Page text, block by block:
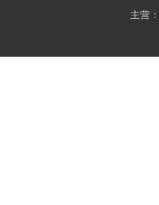
主营：